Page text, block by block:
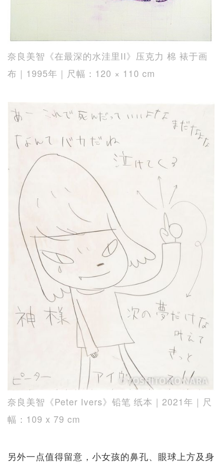
奈良美智《在最深的水洼里II》压克力 棉 裱于画
布｜1995年｜尺幅：120 × 110 cm
奈良美智《Peter Ivers》铅笔 纸本｜2021年｜尺
幅：109 x 79 cm
另外一点值得留意，小女孩的鼻孔、眼球上方及身